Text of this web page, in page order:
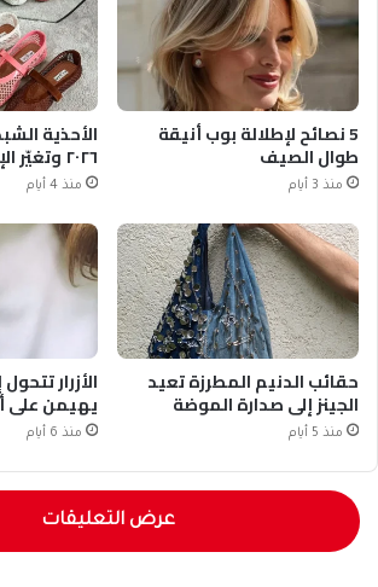
5 نصائح لإطلالة بوب أنيقة
طوال الصيف
منذ 3 أيام
الأحذية
٢٠٢٦ وتغيّر الإطلالة
منذ 4 أيام
حقائب الدنيم المطرزة تعيد
الجينز إلى صدارة الموضة
منذ 5 أيام
الأزرار
يهيمن على
منذ 6 أيام
عرض التعليقات